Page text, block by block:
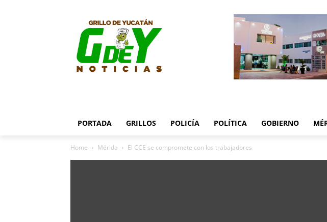
PORTADA GRILLOS POLICÍA POLÍTICA GOBIERNO
Home Mérida El CCE se compromete con los trabajadores